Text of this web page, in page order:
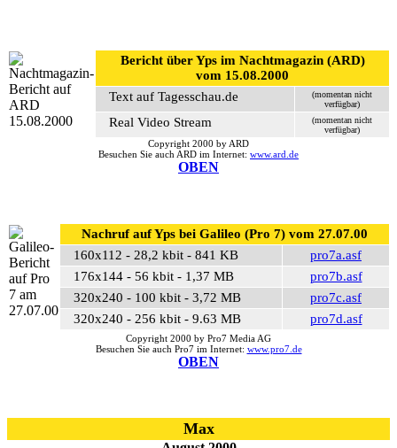
Bericht über Yps im Nachtmagazin (ARD)
vom 15.08.2000
Text auf Tagesschau.de
(momentan nicht
verfügbar)
Real Video Stream
(momentan nicht
verfügbar)
Copyright 2000 by ARD
Besuchen Sie auch ARD im Internet: www.ard.de
OBEN
Nachruf auf Yps bei Galileo (Pro 7) vom 27.07.00
160x112 - 28,2 kbit - 841 KB
pro7a.asf
176x144 - 56 kbit - 1,37 MB
pro7b.asf
320x240 - 100 kbit - 3,72 MB
pro7c.asf
320x240 - 256 kbit - 9.63 MB
pro7d.asf
Copyright 2000 by Pro7 Media AG
Besuchen Sie auch Pro7 im Internet: www.pro7.de
OBEN
Max